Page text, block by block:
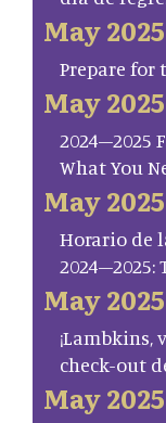
May 2025
Prepare for
May 2025
2024–2025
What You
May 2025
Horario de
2024–2025:
May 2025
¡Lambkins,
check-out
May 2025